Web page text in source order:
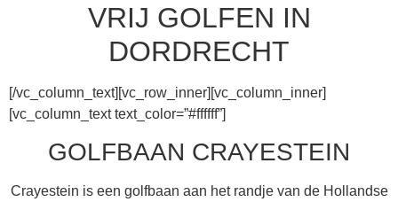
VRIJ GOLFEN IN
DORDRECHT
[/vc_column_text][vc_row_inner][vc_column_inner]
[vc_column_text text_color=”#ffffff”]
GOLFBAAN CRAYESTEIN
Crayestein is een golfbaan aan het randje van de Hollandse